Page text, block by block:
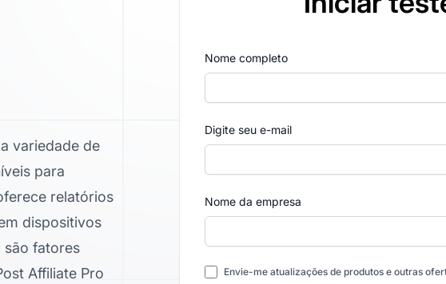
variedade de
para
relatórios
dispositivos
são fatores
Affiliate Pro
Nome completo
Digite seu e-mail
Nome da empresa
Envie-me atualizações de produtos e outras